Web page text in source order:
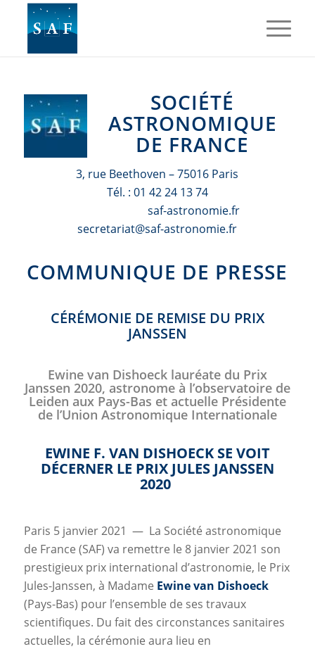
SOCIÉTÉ
ASTRONOMIQUE
DE FRANCE
3, rue Beethoven – 75016 Paris
Tél. : 01 42 24 13 74
saf-astronomie.fr
secretariat@saf-astronomie.fr
COMMUNIQUE DE PRESSE
CÉRÉMONIE DE REMISE DU PRIX
JANSSEN
Ewine van Dishoeck lauréate du Prix
Janssen 2020, astronome à l’observatoire de
Leiden aux Pays-Bas et actuelle Présidente
de l’Union Astronomique Internationale
EWINE F. VAN DISHOECK SE VOIT
DÉCERNER LE PRIX JULES JANSSEN
2020
Paris 5 janvier 2021 — La Société astronomique
de France (SAF) va remettre le 8 janvier 2021 son
prestigieux prix international d’astronomie, le Prix
Jules-Janssen, à Madame Ewine van Dishoeck
(Pays-Bas) pour l’ensemble de ses travaux
scientifiques. Du fait des circonstances sanitaires
actuelles, la cérémonie aura lieu en